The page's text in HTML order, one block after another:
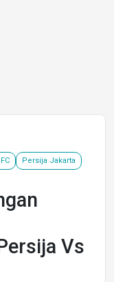
Persija Jakarta
Vs